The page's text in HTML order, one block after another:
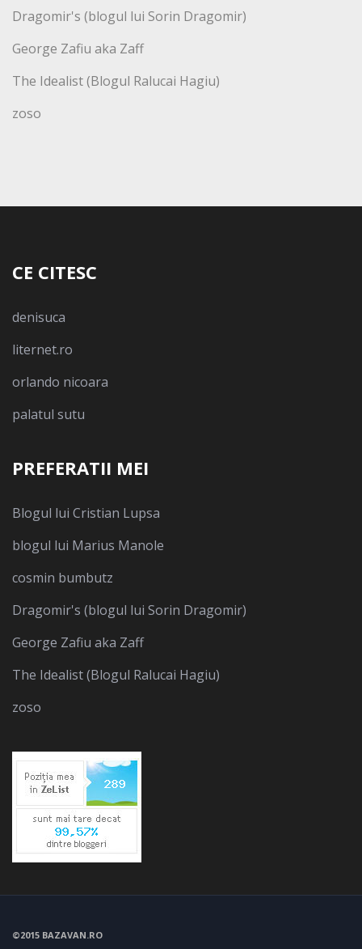
Dragomir's (blogul lui Sorin Dragomir)
George Zafiu aka Zaff
The Idealist (Blogul Ralucai Hagiu)
zoso
CE CITESC
denisuca
liternet.ro
orlando nicoara
palatul sutu
PREFERATII MEI
Blogul lui Cristian Lupsa
blogul lui Marius Manole
cosmin bumbutz
Dragomir's (blogul lui Sorin Dragomir)
George Zafiu aka Zaff
The Idealist (Blogul Ralucai Hagiu)
zoso
©2015 BAZAVAN.RO